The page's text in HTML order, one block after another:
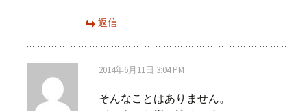
返信
2014年6月11日 3:04 PM
そんなことはありません。